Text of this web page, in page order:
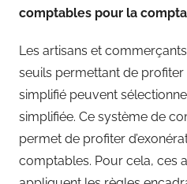
comptables pour la
Les artisans et
seuils permettant de profiter
simplifié peuvent
simplifiée. Ce système de
permet de profiter
comptables. Pour cela, ces